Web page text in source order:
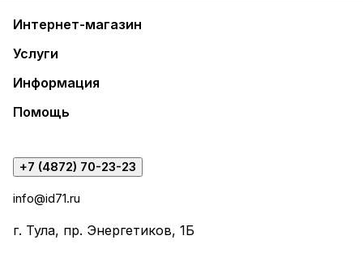
Интернет-магазин
Услуги
Информация
Помощь
+7 (4872) 70-23-23
info@id71.ru
г. Тула, пр. Энергетиков, 1Б